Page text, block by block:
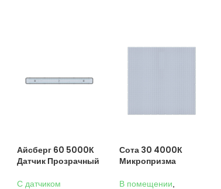
Айсберг 60 5000К
Датчик Прозрачный
C датчиком
Сота 30 4000К
Микропризма
В помещении